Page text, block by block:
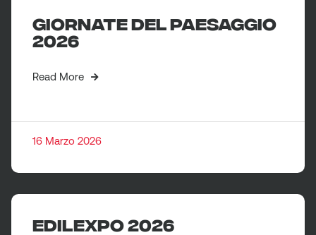
Giornate del paesaggio
2026
16 Marzo 2026
Read More
EDILEXPO 2026